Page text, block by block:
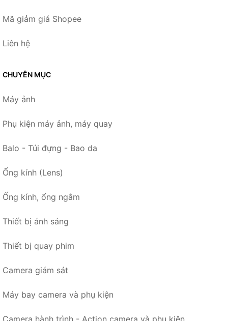
Mã giảm giá Shopee
Liên hệ
CHUYÊN MỤC
Máy ảnh
Phụ kiện máy ảnh, máy quay
Balo - Túi đựng - Bao da
Ống kính (Lens)
Ống kính, ống ngắm
Thiết bị ánh sáng
Thiết bị quay phim
Camera giám sát
Máy bay camera và phụ kiện
Camera hành trình - Action camera và phụ kiện